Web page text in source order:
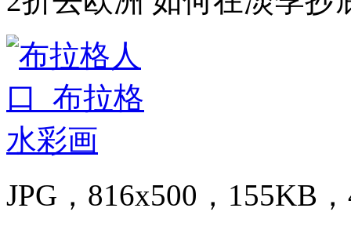
JPG，816x500，155KB